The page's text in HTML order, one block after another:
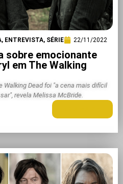
, ENTREVISTA, SÉRIE 22/11/2022
sobre emocionante
em The Walking
Walking Dead foi "a cena mais difícil
revela Melissa McBride.